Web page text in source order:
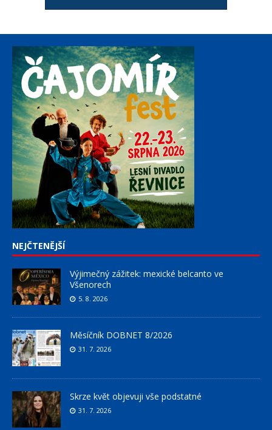
NEJČTENĚJŠÍ
Výjimečný zážitek: mexické belcanto ve
Všenorech
5. 8. 2026
Měsíčník DOBNET 8/2026
31. 7. 2026
Skrze květ objevuji vše podstatné
31. 7. 2026